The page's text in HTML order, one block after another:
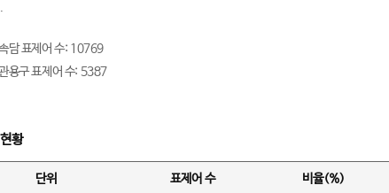
담 표제어 수: 10769
용구 표제어 수: 5387
황
단위 표제어 수 비율(%)